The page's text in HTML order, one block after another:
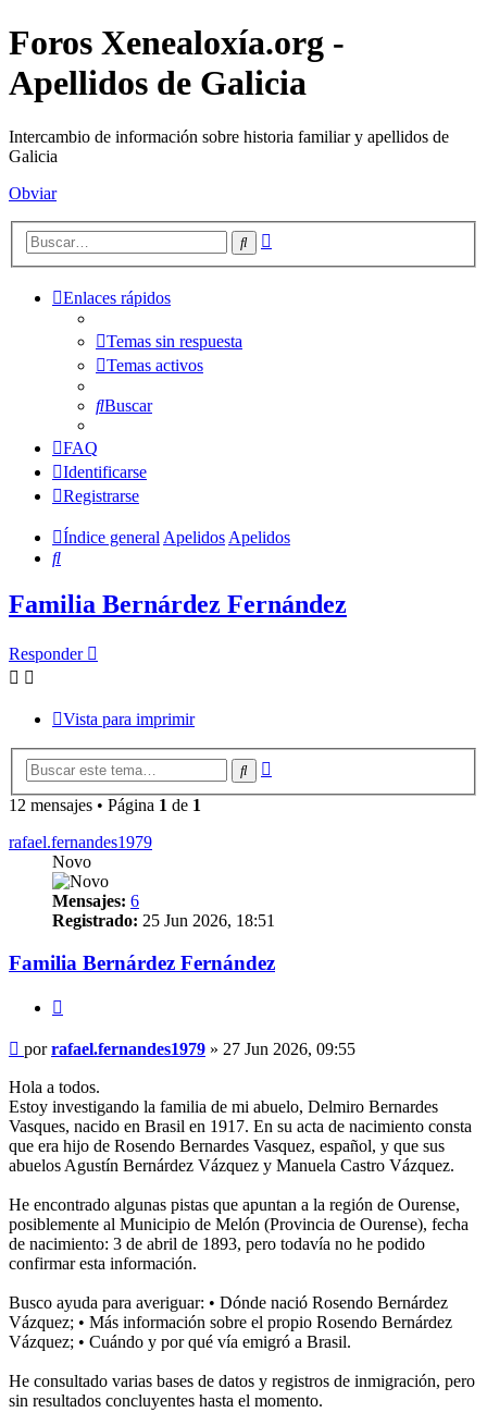
Foros Xenealoxía.org -
Apellidos de Galicia
Intercambio de información sobre historia familiar y apellidos de
Galicia
Obviar
Buscar
Enlaces rápidos
Temas sin respuesta
Temas activos
Buscar
FAQ
Identificarse
Registrarse
Índice generalApelidosApelidos
Buscar
Familia Bernárdez Fernández
Responder
Vista para imprimir
Buscar
12 mensajes • Página 1 de 1
rafael.fernandes1979
Novo
Mensajes: 6
Registrado: 25 Jun 2026, 18:51
Familia Bernárdez Fernández
Mensaje
porrafael.fernandes1979 » 27 Jun 2026, 09:55
Hola a todos.
Estoy investigando la familia de mi abuelo, Delmiro Bernardes
Vasques, nacido en Brasil en 1917. En su acta de nacimiento consta
que era hijo de Rosendo Bernardes Vasquez, español, y que sus
abuelos Agustín Bernárdez Vázquez y Manuela Castro Vázquez.
He encontrado algunas pistas que apuntan a la región de Ourense,
posiblemente al Municipio de Melón (Provincia de Ourense), fecha
de nacimiento: 3 de abril de 1893, pero todavía no he podido
confirmar esta información.
Busco ayuda para averiguar: • Dónde nació Rosendo Bernárdez
Vázquez; • Más información sobre el propio Rosendo Bernárdez
Vázquez; • Cuándo y por qué vía emigró a Brasil.
He consultado varias bases de datos y registros de inmigración, pero
sin resultados concluyentes hasta el momento.